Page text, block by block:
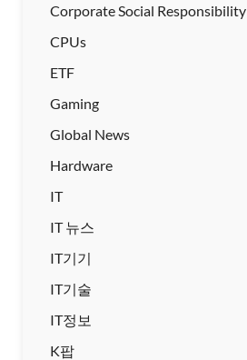
Corporate Social Responsibility
CPUs
ETF
Gaming
Global News
Hardware
IT
IT 뉴스
IT기기
IT기술
IT정보
K팝